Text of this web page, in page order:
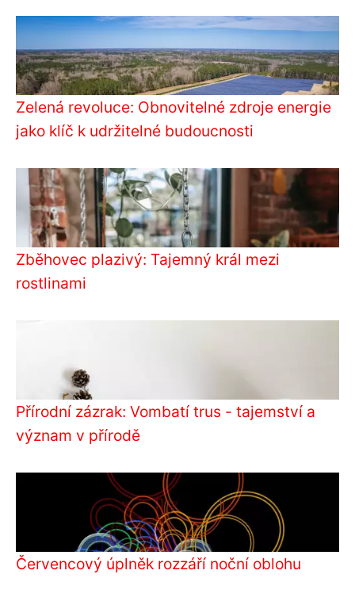
Zelená revoluce: Obnovitelné zdroje energie
jako klíč k udržitelné budoucnosti
Zběhovec plazivý: Tajemný král mezi
rostlinami
Přírodní zázrak: Vombatí trus - tajemství a
význam v přírodě
Červencový úplněk rozzáří noční oblohu